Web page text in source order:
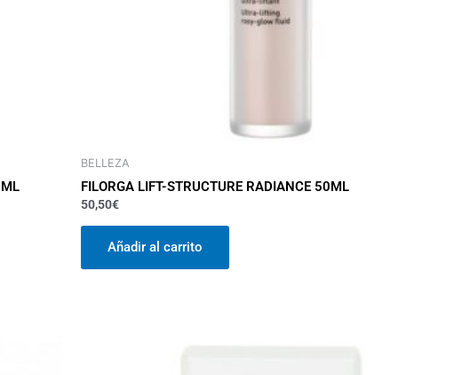
BELLEZA
FILORGA LIFT-STRUCTURE RADIANCE 50ML
50,50€
Añadir al carrito